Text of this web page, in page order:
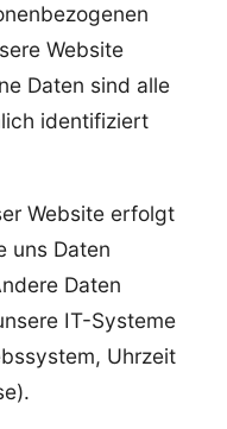
Website
Daten sind alle
identifiziert
Website erfolgt
uns Daten
Daten
IT-Systeme
Uhrzeit